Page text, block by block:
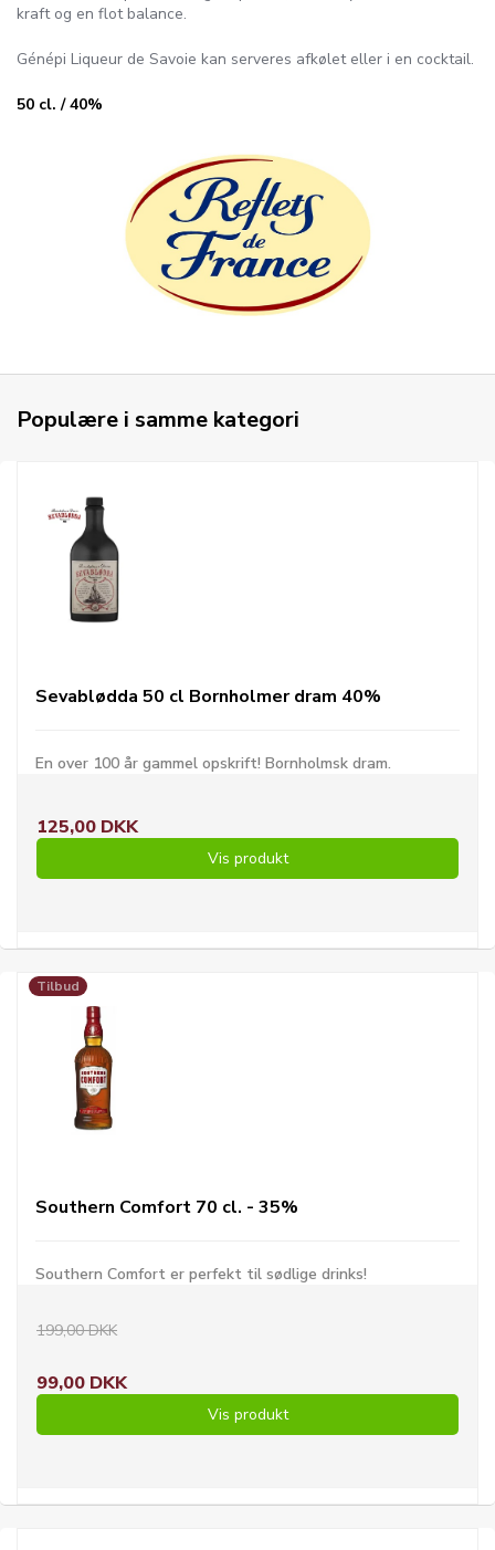
kraft og en flot balance.
Génépi Liqueur de Savoie kan serveres afkølet eller i en cocktail.
50 cl. / 40%
Populære i samme kategori
Sevablødda 50 cl Bornholmer dram 40%
En over 100 år gammel opskrift! Bornholmsk dram.
125,00 DKK
Vis produkt
Tilbud
Southern Comfort 70 cl. - 35%
Southern Comfort er perfekt til sødlige drinks!
199,00 DKK
99,00 DKK
Vis produkt